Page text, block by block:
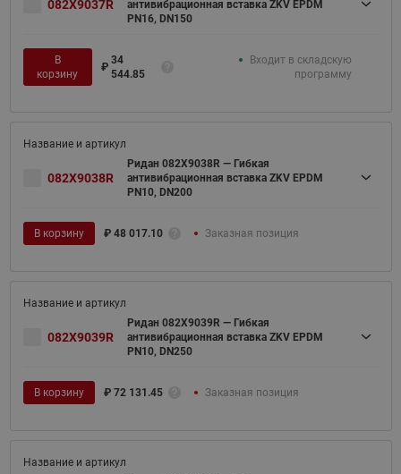
082X9037R
антивибрационная вставка ZKV EPDM
PN16, DN150
В
корзину
₽
34
544.85
Входит в складскую
программу
082X9038R
Ридан 082X9038R — Гибкая
антивибрационная вставка ZKV EPDM
PN10, DN200
В корзину ₽ 48 017.10 Заказная позиция
082X9039R
Ридан 082X9039R — Гибкая
антивибрационная вставка ZKV EPDM
PN10, DN250
В корзину ₽ 72 131.45 Заказная позиция